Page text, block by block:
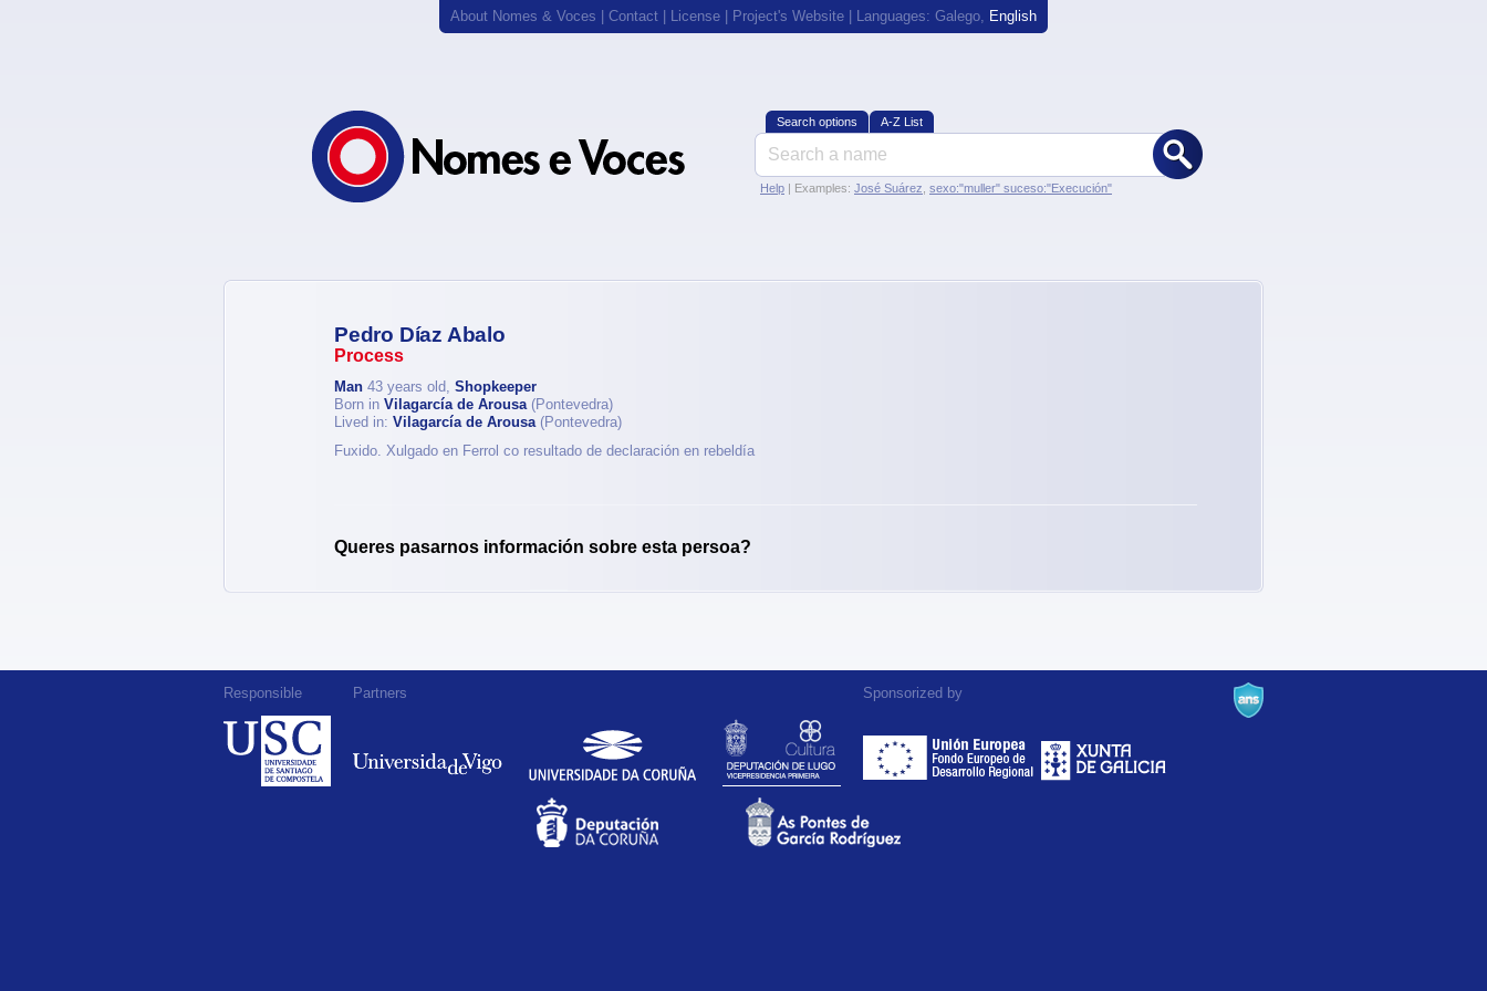
About Nomes & Voces Contact License Project's Website | Languages: Galego, English
Search options A-Z List
Help | Examples: José Suárez sexo:"muller" suceso:"Execución"
Pedro Díaz Abalo
Process
Man 43 years old, Shopkeeper
Born in Vilagarcía de Arousa(Pontevedra)
Lived in: Vilagarcía de Arousa(Pontevedra)
Fuxido. Xulgado en Ferrol co resultado de declaración en rebeldía
Queres pasarnos información sobre esta persoa?
Responsible Partners Sponsorized by